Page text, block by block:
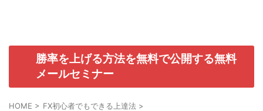
勝率を上げる方法を無料で公開する無料
メールセミナー
HOME > FX初心者でもできる上達法 >